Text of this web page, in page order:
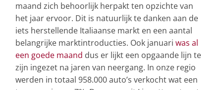
maand zich behoorlijk herpakt ten opzichte van
het jaar ervoor. Dit is natuurlijk te danken aan de
iets herstellende Italiaanse markt en een aantal
belangrijke marktintroducties. Ook januari was al
een goede maand dus er lijkt een opgaande lijn te
zijn ingezet na jaren van neergang. In onze regio
werden in totaal 958.000 auto’s verkocht wat een